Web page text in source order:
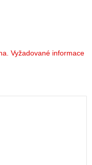
Vyžadované informace